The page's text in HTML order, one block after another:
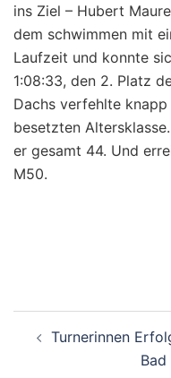
ins Ziel – Hubert
dem schwimmen mit
Laufzeit und konnte
1:08:33, den 2. Platz
Dachs verfehlte
besetzten
er gesamt 44. Und
M50.
Turnerinnen
Bad